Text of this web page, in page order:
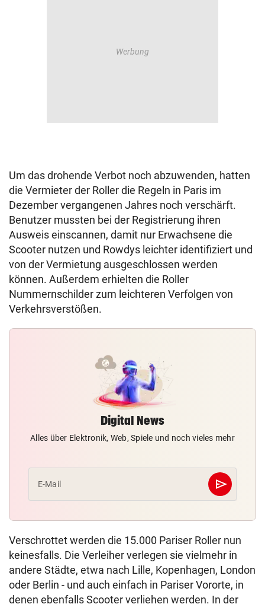
Um das drohende Verbot noch abzuwenden, hatten
die Vermieter der Roller die Regeln in Paris im
Dezember vergangenen Jahres noch verschärft.
Benutzer mussten bei der Registrierung ihren
Ausweis einscannen, damit nur Erwachsene die
Scooter nutzen und Rowdys leichter identifiziert und
von der Vermietung ausgeschlossen werden
können. Außerdem erhielten die Roller
Nummernschilder zum leichteren Verfolgen von
Verkehrsverstößen.
Digital News
Alles über Elektronik, Web, Spiele und noch vieles mehr
E-Mail send
Abschicken
Verschrottet werden die 15.000 Pariser Roller nun
keinesfalls. Die Verleiher verlegen sie vielmehr in
andere Städte, etwa nach Lille, Kopenhagen, London
oder Berlin - und auch einfach in Pariser Vororte, in
denen ebenfalls Scooter verliehen werden. In der